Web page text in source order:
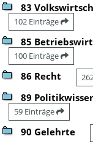
83
102 Einträge
85
100 Einträge
86 Recht
89
59 Einträge
90 Gelehrte